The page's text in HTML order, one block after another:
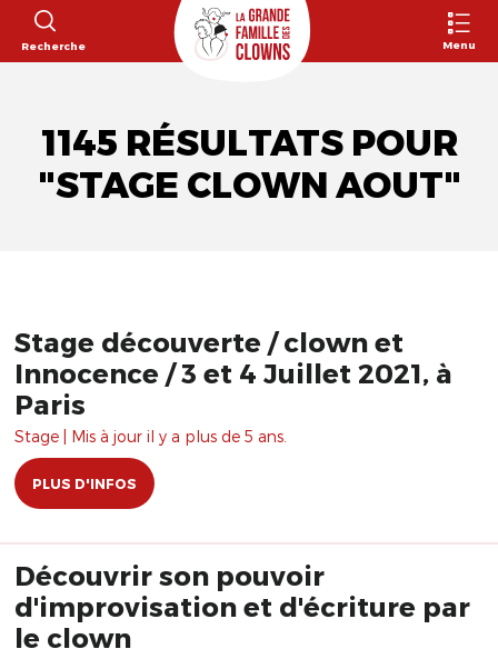
Recherche Menu
1145 RÉSULTATS POUR
"STAGE CLOWN AOUT"
Stage découverte / clown et
Innocence / 3 et 4 Juillet 2021, à
Paris
Stage | Mis à jour il y a plus de 5 ans.
PLUS D'INFOS
Découvrir son pouvoir
d'improvisation et d'écriture par
le clown